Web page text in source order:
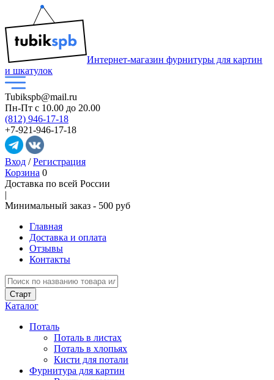
Интернет-магазин фурнитуры для картин
и шкатулок
Tubikspb@mail.ru
Пн-Пт с 10.00 до 20.00
(812) 946-17-18
+7-921-946-17-18
Вход /Регистрация
Корзина 0
Доставка по всей России
|
Минимальный закaз - 500 руб
Главная
Доставка и оплата
Отзывы
Контакты
Каталог
Поталь
Поталь в листах
Поталь в хлопьях
Кисти для потали
Фурнитура для картин